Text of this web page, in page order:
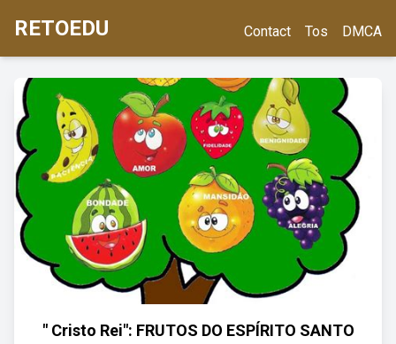
RETOEDU Contact Tos DMCA
" Cristo Rei": FRUTOS DO ESPÍRITO SANTO